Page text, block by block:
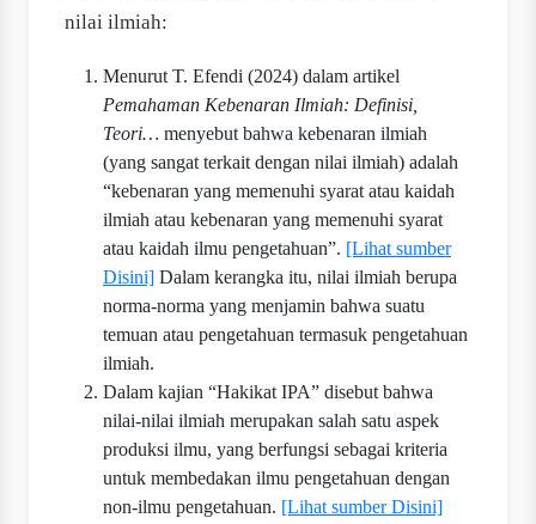
nilai ilmiah:
Menurut T. Efendi (2024) dalam artikel
Pemahaman Kebenaran Ilmiah: Definisi,
Teori… menyebut bahwa kebenaran ilmiah
(yang sangat terkait dengan nilai ilmiah) adalah
“kebenaran yang memenuhi syarat atau kaidah
ilmiah atau kebenaran yang memenuhi syarat
atau kaidah ilmu pengetahuan”. [Lihat sumber
Disini] Dalam kerangka itu, nilai ilmiah berupa
norma-norma yang menjamin bahwa suatu
temuan atau pengetahuan termasuk pengetahuan
ilmiah.
Dalam kajian “Hakikat IPA” disebut bahwa
nilai-nilai ilmiah merupakan salah satu aspek
produksi ilmu, yang berfungsi sebagai kriteria
untuk membedakan ilmu pengetahuan dengan
non-ilmu pengetahuan. [Lihat sumber Disini]